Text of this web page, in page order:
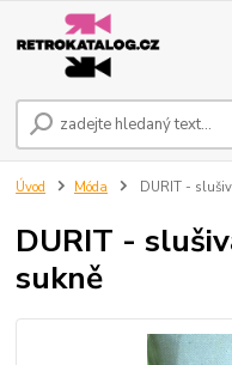
Úvod Móda DURIT -
DURIT -
sukně